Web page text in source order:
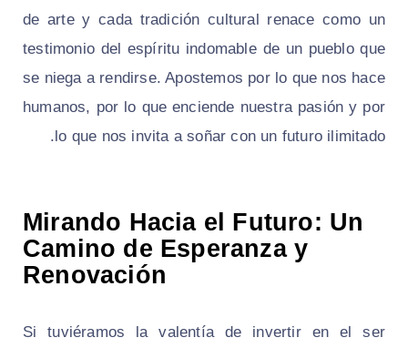
de arte y cada tradición cultural renace como un
testimonio del espíritu indomable de un pueblo que
se niega a rendirse. Apostemos por lo que nos hace
humanos, por lo que enciende nuestra pasión y por
lo que nos invita a soñar con un futuro ilimitado.
Mirando Hacia el Futuro: Un
Camino de Esperanza y
Renovación
Si tuviéramos la valentía de invertir en el ser